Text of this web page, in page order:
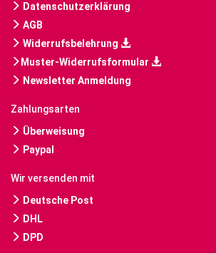
Datenschutzerklärung
AGB
Widerrufsbelehrung
Muster-Widerrufsformular
Newsletter Anmeldung
Zahlungsarten
Überweisung
Paypal
Wir versenden mit
Deutsche Post
DHL
DPD